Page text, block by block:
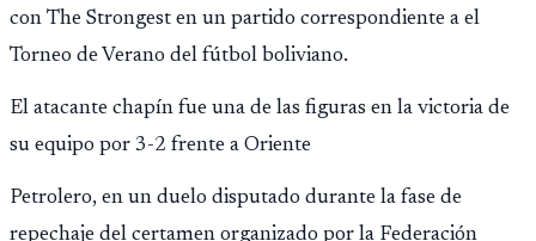
con The Strongest en un partido correspondiente a el
Torneo de Verano del fútbol boliviano.
El atacante chapín fue una de las figuras en la victoria de
su equipo por 3-2 frente a Oriente
Petrolero, en un duelo disputado durante la fase de
repechaje del certamen organizado por la Federación